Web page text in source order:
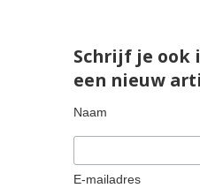
Schrijf je ook
een nieuw
Naam
E-mailadres